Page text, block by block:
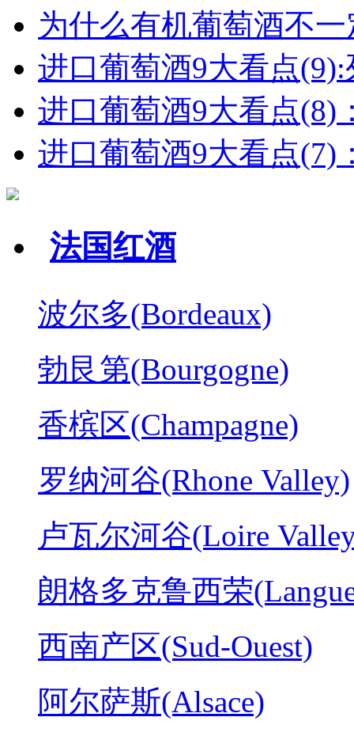
为什么有机葡萄酒不
进口葡萄酒9大看点(9):
进口葡萄酒9大看点(8)
进口葡萄酒9大看点(7)
法国红酒
波尔多(Bordeaux)
勃艮第(Bourgogne)
香槟区(Champagne)
罗纳河谷(Rhone Valley)
卢瓦尔河谷(Loire
朗格多克鲁西荣
西南产区(Sud-Ouest)
阿尔萨斯(Alsace)